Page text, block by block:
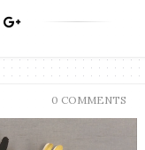
0 COMMENTS